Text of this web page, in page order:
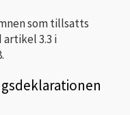
som tillsatts
3.3 i